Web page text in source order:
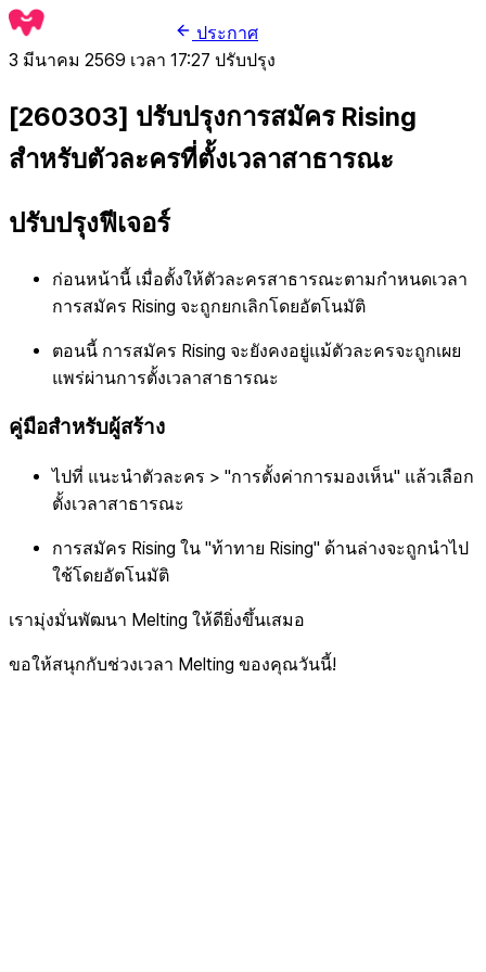
ประกาศ
3 มีนาคม 2569 เวลา 17:27 ปรับปรุง
[260303] ปรับปรุงการสมัคร Rising
สำหรับตัวละครที่ตั้งเวลาสาธารณะ
ปรับปรุงฟีเจอร์
ก่อนหน้านี้ เมื่อตั้งให้ตัวละครสาธารณะตามกำหนดเวลา
การสมัคร Rising จะถูกยกเลิกโดยอัตโนมัติ
ตอนนี้ การสมัคร Rising จะยังคงอยู่แม้ตัวละครจะถูกเผย
แพร่ผ่านการตั้งเวลาสาธารณะ
คู่มือสำหรับผู้สร้าง
ไปที่ แนะนำตัวละคร > "การตั้งค่าการมองเห็น" แล้วเลือก
ตั้งเวลาสาธารณะ
การสมัคร Rising ใน "ท้าทาย Rising" ด้านล่างจะถูกนำไป
ใช้โดยอัตโนมัติ
เรามุ่งมั่นพัฒนา Melting ให้ดียิ่งขึ้นเสมอ
ขอให้สนุกกับช่วงเวลา Melting ของคุณวันนี้!